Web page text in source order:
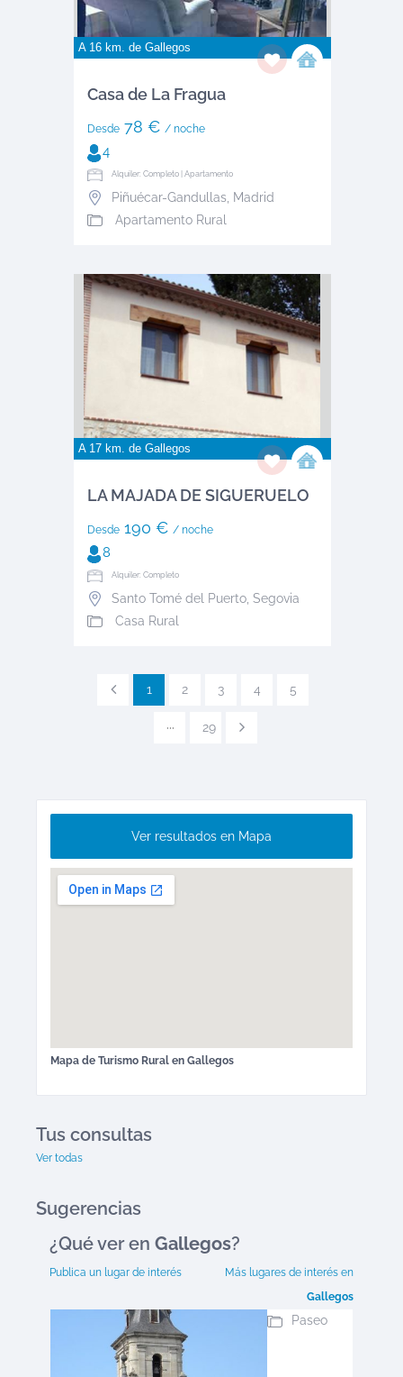
A 16 km. de Gallegos
Casa de La Fragua
Desde78 € / noche
4
Alquiler: Completo | Apartamento
Piñuécar-Gandullas, Madrid
Apartamento Rural
A 17 km. de Gallegos
LA MAJADA DE SIGUERUELO
Desde190 € / noche
8
Alquiler: Completo
Santo Tomé del Puerto, Segovia
Casa Rural
1 2 3 4 5
··· 29
Ver resultados en Mapa
Mapa de Turismo Rural en Gallegos
Tus consultas
Ver todas
Sugerencias
¿Qué ver en Gallegos?
Publica un lugar de interés
Más lugares de interés en
Gallegos
Paseo